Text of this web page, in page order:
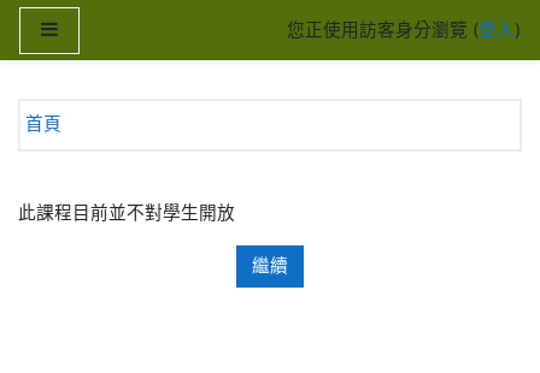
跳至主內容
您正使用訪客身分瀏覽 (登入)
首頁
此課程目前並不對學生開放
繼續